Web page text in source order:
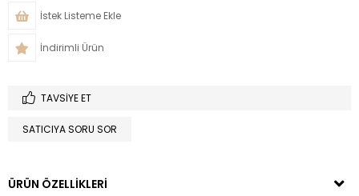
İstek Listeme Ekle
İndirimli Ürün
TAVSIYE ET
SATICIYA SORU SOR
ÜRÜN ÖZELLIKLERI